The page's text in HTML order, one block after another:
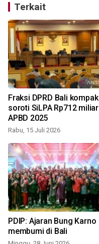
Terkait
Fraksi DPRD Bali kompak
soroti SiLPA Rp712 miliar
APBD 2025
Rabu, 15 Juli 2026
PDIP: Ajaran Bung Karno
membumi di Bali